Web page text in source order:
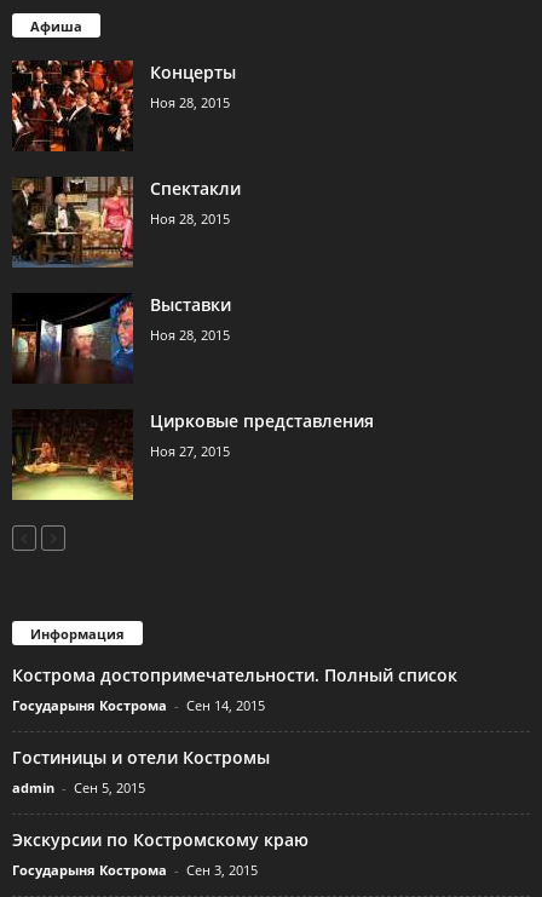
Афиша
Концерты
Ноя 28, 2015
Спектакли
Ноя 28, 2015
Выставки
Ноя 28, 2015
Цирковые представления
Ноя 27, 2015
Информация
Кострома достопримечательности. Полный список
Государыня Кострома - Сен 14, 2015
Гостиницы и отели Костромы
admin - Сен 5, 2015
Экскурсии по Костромскому краю
Государыня Кострома - Сен 3, 2015